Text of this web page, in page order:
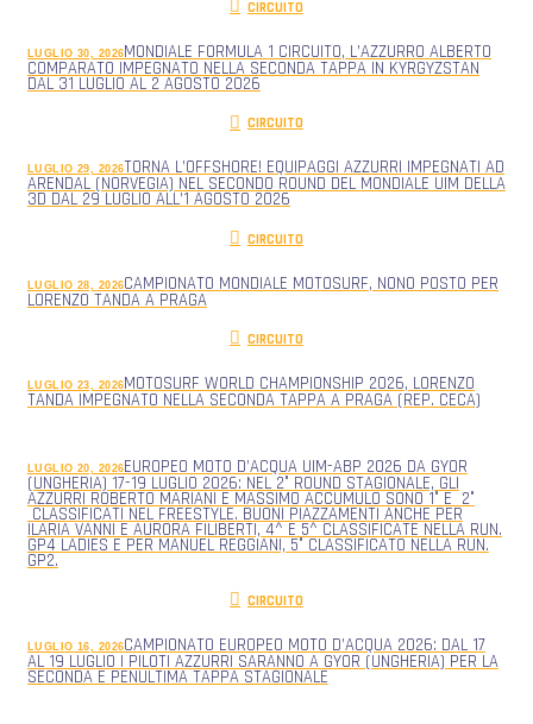
CIRCUITO
LUGLIO 30, 2026MONDIALE FORMULA 1 CIRCUITO, L’AZZURRO ALBERTO
COMPARATO IMPEGNATO NELLA SECONDA TAPPA IN KYRGYZSTAN
DAL 31 LUGLIO AL 2 AGOSTO 2026
CIRCUITO
LUGLIO 29, 2026TORNA L’OFFSHORE! EQUIPAGGI AZZURRI IMPEGNATI AD
ARENDAL (NORVEGIA) NEL SECONDO ROUND DEL MONDIALE UIM DELLA
3D DAL 29 LUGLIO ALL’1 AGOSTO 2026
CIRCUITO
LUGLIO 28, 2026CAMPIONATO MONDIALE MOTOSURF, NONO POSTO PER
LORENZO TANDA A PRAGA
CIRCUITO
LUGLIO 23, 2026MOTOSURF WORLD CHAMPIONSHIP 2026, LORENZO
TANDA IMPEGNATO NELLA SECONDA TAPPA A PRAGA (REP. CECA)
LUGLIO 20, 2026EUROPEO MOTO D’ACQUA UIM-ABP 2026 DA GYOR
(UNGHERIA) 17-19 LUGLIO 2026: NEL 2° ROUND STAGIONALE, GLI
AZZURRI ROBERTO MARIANI E MASSIMO ACCUMULO SONO 1° E 2°
CLASSIFICATI NEL FREESTYLE. BUONI PIAZZAMENTI ANCHE PER
ILARIA VANNI E AURORA FILIBERTI, 4^ E 5^ CLASSIFICATE NELLA RUN.
GP4 LADIES E PER MANUEL REGGIANI, 5° CLASSIFICATO NELLA RUN.
GP2.
CIRCUITO
LUGLIO 16, 2026CAMPIONATO EUROPEO MOTO D’ACQUA 2026: DAL 17
AL 19 LUGLIO I PILOTI AZZURRI SARANNO A GYOR (UNGHERIA) PER LA
SECONDA E PENULTIMA TAPPA STAGIONALE